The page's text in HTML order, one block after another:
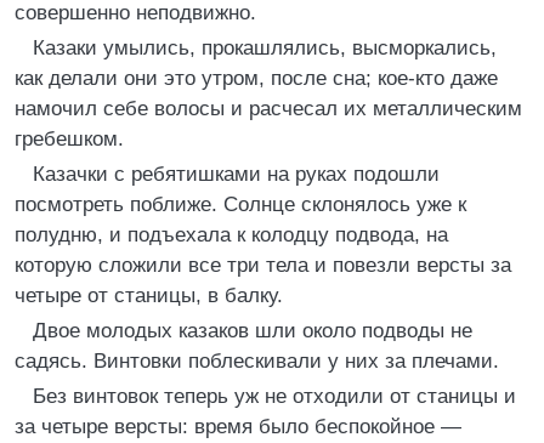
совершенно неподвижно.
Казаки умылись, прокашлялись, высморкались,
как делали они это утром, после сна; кое-кто даже
намочил себе волосы и расчесал их металлическим
гребешком.
Казачки с ребятишками на руках подошли
посмотреть поближе. Солнце склонялось уже к
полудню, и подъехала к колодцу подвода, на
которую сложили все три тела и повезли версты за
четыре от станицы, в балку.
Двое молодых казаков шли около подводы не
садясь. Винтовки поблескивали у них за плечами.
Без винтовок теперь уж не отходили от станицы и
за четыре версты: время было беспокойное —